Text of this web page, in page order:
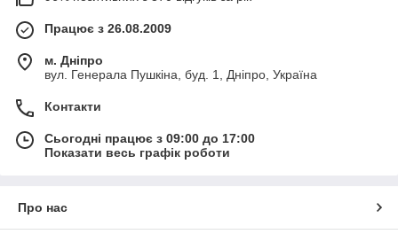
Працює з 26.08.2009
м. Дніпро
вул. Генерала Пушкіна, буд. 1, Дніпро, Україна
Контакти
Сьогодні працює з 09:00 до 17:00
Показати весь графік роботи
Про нас